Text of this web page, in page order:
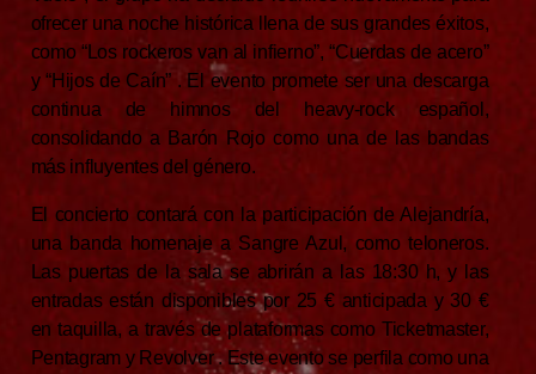
ofrecer una noche histórica llena de sus grandes éxitos,
como “Los rockeros van al infierno”, “Cuerdas de acero”
y “Hijos de Caín” . El evento promete ser una descarga
continua de himnos del heavy-rock español,
consolidando a Barón Rojo como una de las bandas
más influyentes del género.
El concierto contará con la participación de Alejandría,
una banda homenaje a Sangre Azul, como teloneros.
Las puertas de la sala se abrirán a las 18:30 h, y las
entradas están disponibles por 25 € anticipada y 30 €
en taquilla, a través de plataformas como Ticketmaster,
Pentagram y Revolver. Este evento se perfila como una